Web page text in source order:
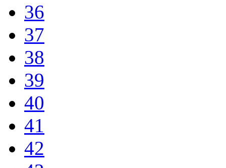
36
37
38
39
40
41
42